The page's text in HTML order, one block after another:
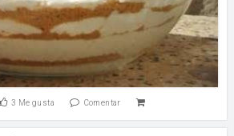
3 Me gusta Comentar